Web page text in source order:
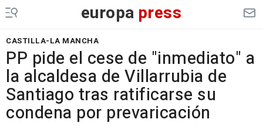
europa press
CASTILLA-LA MANCHA
PP pide el cese de "inmediato" a
la alcaldesa de Villarrubia de
Santiago tras ratificarse su
condena por prevaricación